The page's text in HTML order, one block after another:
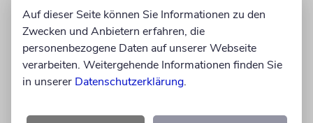
schon seit der Maidan-Revolution. In diesem
Jahr wollte er zum ersten Mal zusammen mit
seinem Vater in das Land reisen. Dann begann
jedoch der Krieg. Seitdem hat die Familie
Familienangehörigen bei ihren ersten
Auf dieser Seite können Sie Informationen zu den
Zwecken und Anbietern erfahren, die
personenbezogene Daten auf unserer Webseite
verarbeiten. Weitergehende Informationen finden Sie
in unserer Datenschutzerklärung.